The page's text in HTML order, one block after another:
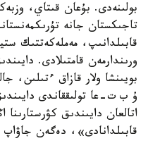
بولىنەدى. بۇعان قىتاي،
تاجىكستان جانە
قابىلدانىپ، مەملەكەتتىك
ورىندارمەن قامتىلادى.
بويىنشا ولار قازاق ءتىلىن،
ۇ ب ت-عا تولىققاندى
اتالعان دايىندىق كۋرستارىنا
قابىلدانادى»، دەگەن جاۋاپ